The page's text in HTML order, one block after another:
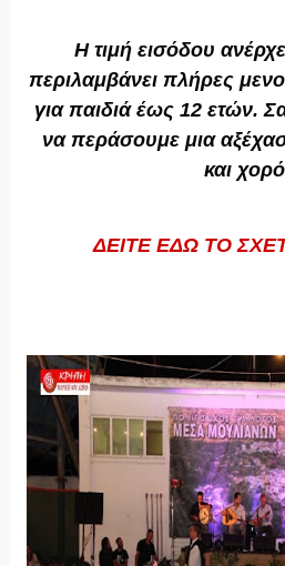
Η τιμή εισόδου
περιλαμβάνει πλήρες
για παιδιά έως 12 ετών.
να περάσουμε μια
και
ΔΕΙΤΕ ΕΔΩ ΤΟ